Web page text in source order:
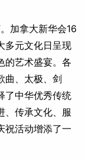
加拿大新华会16
多元文化日呈现
的艺术盛宴。各
曲、太极、剑
了中华优秀传统
、传承文化、服
祝活动增添了一